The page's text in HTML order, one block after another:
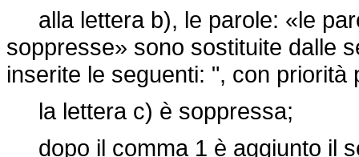
alla lettera b), le parole: «le
soppresse» sono sostituite dalle
inserite le seguenti: ", con priorità
la lettera c) è soppressa;
dopo il comma 1 è aggiunto il